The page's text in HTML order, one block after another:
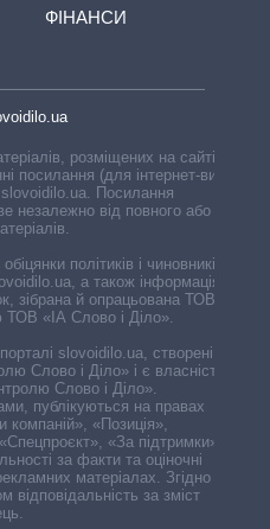
ФІНАНСИ
розміщених на сайті,
посилання (для інтернет-видань
Посилання
незалежно від повного або
політиків і чиновників,
а також інформація про
зібрана й опрацьована ТОВ «ІА
ТОВ «ІА Слово і Діло».
slovoidilo.ua, створені ГО
Слово і Діло» і є власністю
Слово і Діло».
публікуються на правах
«Позиція»,
«За підтримки».
за факти та оціночні
матеріалах. Згідно з
відповідальність за зміст